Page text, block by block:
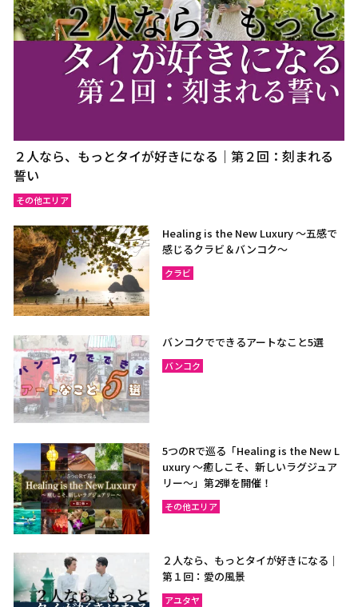
２人なら、もっとタイが好きになる｜第２回：刻まれる
誓い
その他エリア
Healing is the New Luxury ～五感で
感じるクラビ＆バンコク～
クラビ
バンコクでできるアートなこと5選
バンコク
5つのRで巡る「Healing is the New L
uxury ～癒しこそ、新しいラグジュア
リー〜」第2弾を開催！
その他エリア
２人なら、もっとタイが好きになる｜
第１回：愛の風景
アユタヤ